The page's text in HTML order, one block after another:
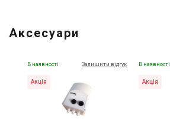
Аксесуари
В наявності Залишити відгук
Акція
В наявності
Акція